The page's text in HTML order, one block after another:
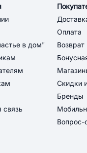
в дом"
связь
Оплата
Возврат
Скидки
Бренды
Вопрос-